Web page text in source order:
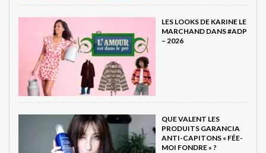
LES LOOKS DE KARINE LE
MARCHAND DANS #ADP
– 2026
QUE VALENT LES
PRODUITS GARANCIA
ANTI-CAPITONS « FÉE-
MOI FONDRE » ?